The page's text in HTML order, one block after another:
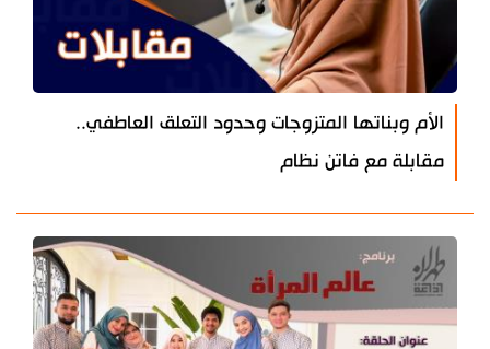
الأم وبناتها المتزوجات وحدود التعلق العاطفي..
مقابلة مع فاتن نظام